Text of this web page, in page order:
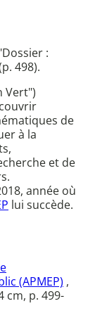
:
498).
Vert")
de
à la
et de
année où
lui succède.
(APMEP) ,
cm, p. 499-